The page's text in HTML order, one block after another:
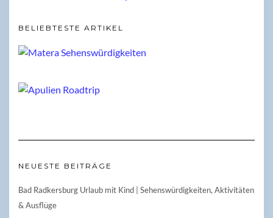
BELIEBTESTE ARTIKEL
NEUESTE BEITRÄGE
Bad Radkersburg Urlaub mit Kind | Sehenswürdigkeiten, Aktivitäten
& Ausflüge